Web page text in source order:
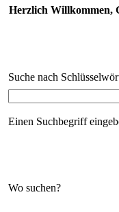
Herzlich Willkommen,
Suche nach
Einen Suchbegriff
Wo suchen?